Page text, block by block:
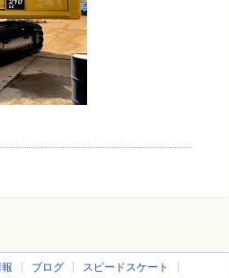
ブログ スピードスケート